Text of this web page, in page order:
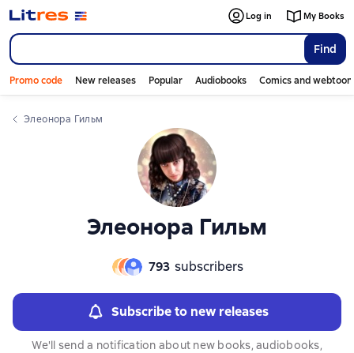
Find
Log in My Books
Promo code New releases Popular Audiobooks Comics and
Элеонора Гильм
Элеонора Гильм
793 subscribers
Subscribe to new releases
We'll send a notification about new books, audiobooks,